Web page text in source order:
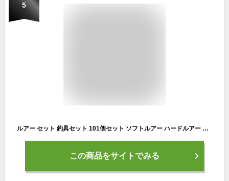
5
ルアー セット 釣具セット 101個セット ソフトルアー ハードルアー ワーム フライ ケース付き 海釣り バス シーバス トラウト
この商品をサイトでみる